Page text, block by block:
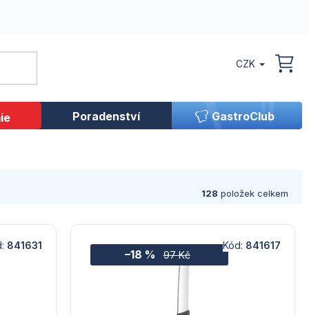
CZK
Poradenství GastroClub
128 položek celkem
841631
97 Kč
–18 %
Kód: 841617